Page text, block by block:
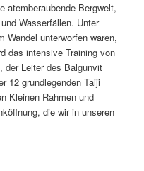
atemberaubende Bergwelt,
Wasserfällen. Unter
Wandel unterworfen waren,
das intensive Training von
der Leiter des Balgunvit
12 grundlegenden Taiji
Kleinen Rahmen und
die wir in unseren